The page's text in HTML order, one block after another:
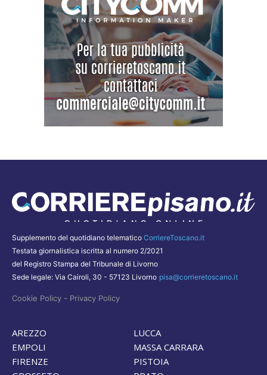
Supplemento del quotidiano telematico CorriereToscano.it
Testata giornalistica iscritta al numero 2/2021
del Registro Stampa del Tribunale di Livorno
Sede legale: Via Cairoli, 30 - 57123 Livorno pisa@corrieretoscano.it
Cookie Policy - Privacy Policy
AREZZO
EMPOLI
FIRENZE
LUCCA
MASSA CARRARA
PISTOIA